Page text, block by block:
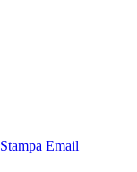
Stampa Email